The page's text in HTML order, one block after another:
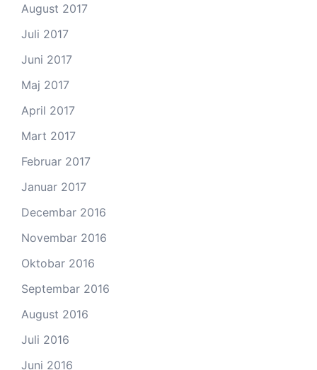
August 2017
Juli 2017
Juni 2017
Maj 2017
April 2017
Mart 2017
Februar 2017
Januar 2017
Decembar 2016
Novembar 2016
Oktobar 2016
Septembar 2016
August 2016
Juli 2016
Juni 2016